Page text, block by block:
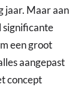
jaar. Maar aan
significante
een groot
aangepast
concept